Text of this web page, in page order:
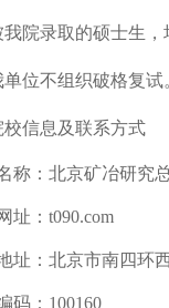
我院录取的硕士生，
单位不组织破格复试
校信息及联系方式
称：北京矿冶研究
址： t090.com
址：北京市南四环
码： 100160